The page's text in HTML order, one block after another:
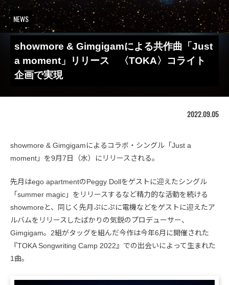
NEWS
showmore & Gimgigamによる共作曲「Just
a moment」リリース 〈TOKA〉コライト
企画で実現
2022.09.05
showmore & Gimgigamによるコラボ・シングル「Just a
moment」を9月7日（水）にリリースされる。
先月はego apartmentのPeggy Dollをゲストに迎えたシングル
「summer magic」をリリースするなど精力的な活動を続ける
showmoreと、同じく先月ぷにぷに電機などをゲストに迎えたア
ルバムをリリースしたばかりの気鋭のプロデューサー、
Gimgigam。2組がタッグを組んだ今作は今年6月に開催された
『TOKA Songwriting Camp 2022』での出会いによって生まれた
1曲。